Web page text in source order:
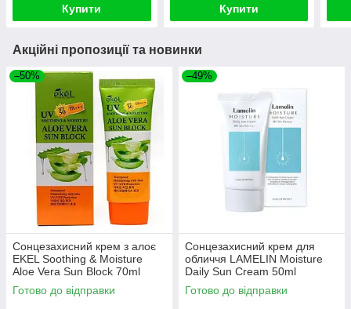
Купити Купити
Акційні пропозиції та новинки
–50%
Сонцезахисний крем з алоє
EKEL Soothing & Moisture
Aloe Vera Sun Block 70ml
Готово до відправки
–49%
Сонцезахисний крем для
обличчя LAMELIN Moisture
Daily Sun Cream 50ml
Готово до відправки